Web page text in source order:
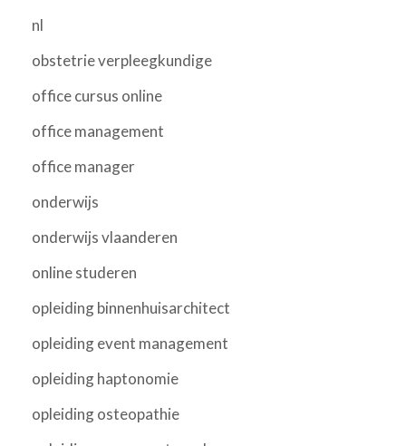
nl
obstetrie verpleegkundige
office cursus online
office management
office manager
onderwijs
onderwijs vlaanderen
online studeren
opleiding binnenhuisarchitect
opleiding event management
opleiding haptonomie
opleiding osteopathie